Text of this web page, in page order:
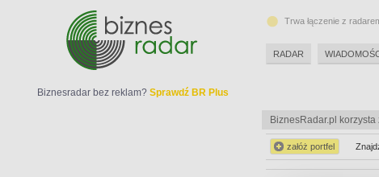
BiznesRadar.pl
załóż portfel
Biznesradar bez reklam? Sprawdź BR Plus
Trwa łączenie z
RADAR